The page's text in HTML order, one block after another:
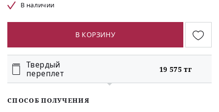
В наличии
В КОРЗИНУ
Твердый
переплет
19 575 тг
СПОСОБ ПОЛУЧЕНИЯ